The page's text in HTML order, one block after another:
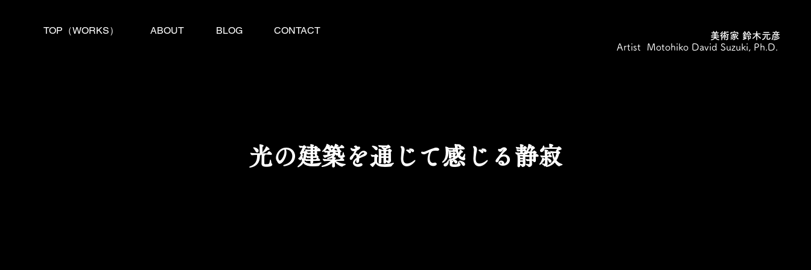
TOP（WORKS） ABOUT BLOG CONTACT
美術家 鈴木元彦
Artist Motohiko David Suzuki, Ph.D.
光の建築を通じて感じる静寂